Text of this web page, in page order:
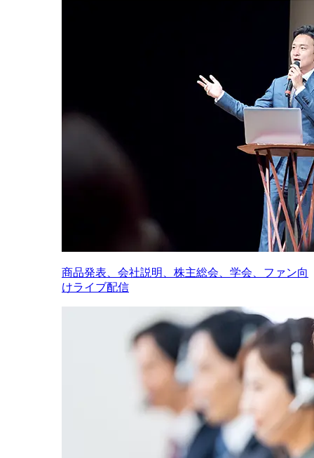
商品発表、会社説明、株主総会、学会、ファン向
けライブ配信